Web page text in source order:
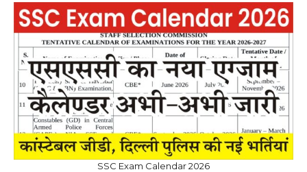
SSC Exam Calendar 2026